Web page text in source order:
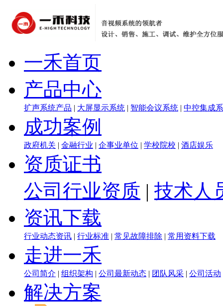
一禾首页
产品中心
扩声系统产品 | 大屏显示系统 | 智能会议系统 | 中控集成
成功案例
政府机关 | 金融行业 | 企事业单位 | 学校院校 | 酒店娱乐
资质证书
公司行业资质 | 技术人
资讯下载
行业动态资讯 | 行业标准 | 常见故障排除 | 常用资料下载
走进一禾
公司简介 | 组织架构 | 公司最新动态 | 团队风采 | 公司活动
解决方案